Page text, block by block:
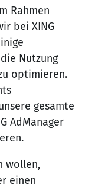
Rahmen
bei XING
Nutzung
optimieren.
gesamte
AdManager
wollen,
einen